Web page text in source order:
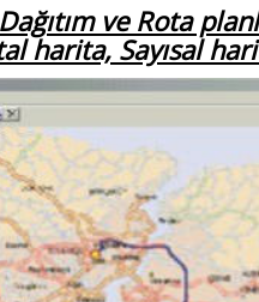
Dağıtım ve Rota
harita, Sayısal